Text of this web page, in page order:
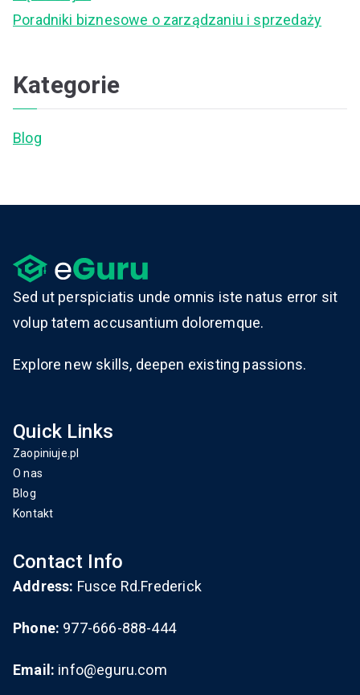
Poradniki biznesowe o zarządzaniu i sprzedaży
Kategorie
Blog
Sed ut perspiciatis unde omnis iste natus error sit
volup tatem accusantium doloremque.
Explore new skills, deepen existing passions.
Quick Links
Zaopiniuje.pl
O nas
Blog
Kontakt
Contact Info
Address: Fusce Rd.Frederick
Phone: 977-666-888-444
Email: info@eguru.com